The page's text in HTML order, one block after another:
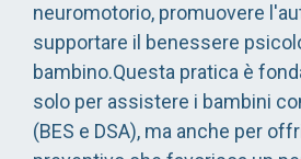
neuromotorio, promuovere
supportare il benessere
bambino.Questa pratica è
solo per assistere i bambini
(BES e DSA), ma anche per